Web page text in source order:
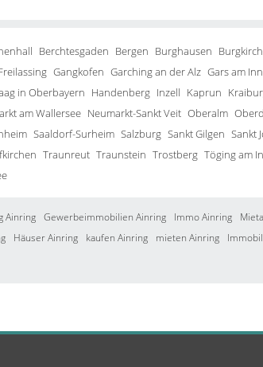
Berchtesgaden Bergen Burghausen
Gangkofen Garching an der Alz Gars am Inn
in Oberbayern Handenberg Inzell Kaprun
am Wallersee Neumarkt-Sankt Veit Oberalm
Saaldorf-Surheim Salzburg Sankt Gilgen Sankt
Traunreut Traunstein Trostberg Töging am
Ainring Gewerbeimmobilien Ainring Immo Ainring
Häuser Ainring kaufen Ainring mieten Ainring